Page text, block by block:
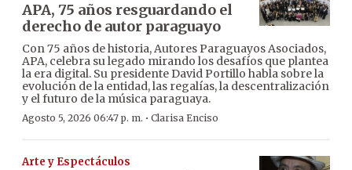
APA, 75 años resguardando el
derecho de autor paraguayo
Con 75 años de historia, Autores Paraguayos Asociados,
APA, celebra su legado mirando los desafíos que plantea
la era digital. Su presidente David Portillo habla sobre la
evolución de la entidad, las regalías, la descentralización
y el futuro de la música paraguaya.
Agosto 5, 2026 06:47 p. m. · Clarisa Enciso
Arte y Espectáculos